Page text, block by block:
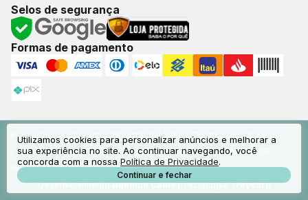
Selos de segurança
Formas de pagamento
Psicoclinica - Comercio Varejista de Livros e Testes Psicologicos
Ltda, 23.553.910/0001-05, Rua João Carvalho, 800, sala505, CEP
60.140-140, Aldeota, Fortaleza/CE
DesenvolvimentoAgência Catus |TecnologiaTraycorp
Utilizamos cookies para personalizar anúncios e melhorar a
sua experiência no site. Ao continuar navegando, você
concorda com a nossa Política de Privacidade.
Continuar e fechar